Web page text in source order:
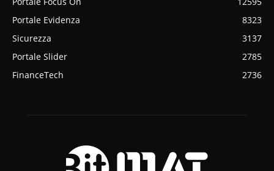
Portale Evidenza
8323
Sicurezza
3137
Portale Slider
2785
FinanceTech
2736